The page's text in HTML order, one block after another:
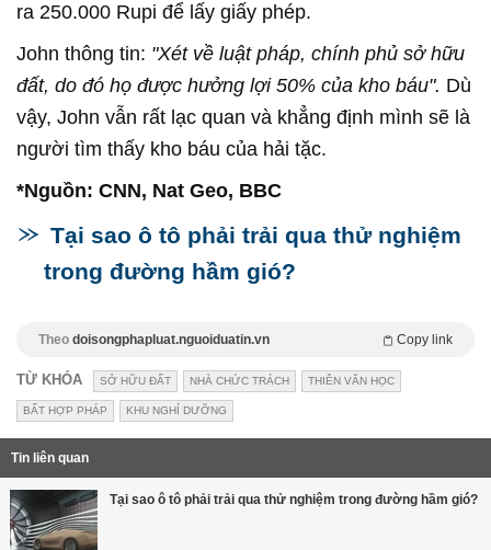
ra 250.000 Rupi để lấy giấy phép.
John thông tin: "Xét về luật pháp, chính phủ sở hữu
đất, do đó họ được hưởng lợi 50% của kho báu". Dù
vậy, John vẫn rất lạc quan và khẳng định mình sẽ là
người tìm thấy kho báu của hải tặc.
*Nguồn: CNN, Nat Geo, BBC
Tại sao ô tô phải trải qua thử nghiệm
trong đường hầm gió?
Theo doisongphapluat.nguoiduatin.vn Copy link
TỪ KHÓA SỞ HỮU ĐẤT NHÀ CHỨC TRÁCH THIÊN VĂN HỌC
BẤT HỢP PHÁP KHU NGHỈ DƯỠNG
Tin liên quan
Tại sao ô tô phải trải qua thử nghiệm trong đường hầm gió?